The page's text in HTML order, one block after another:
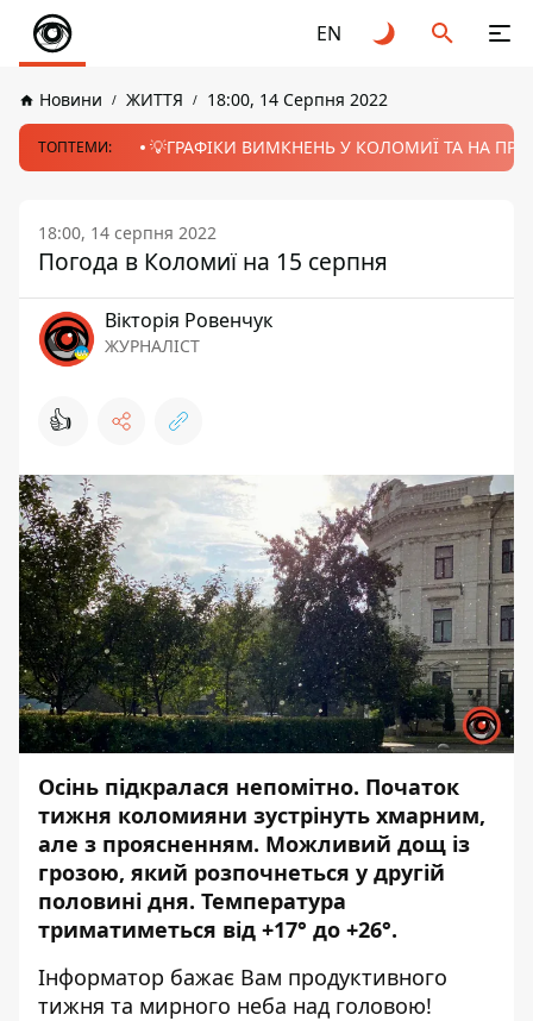
EN
Новини ЖИТТЯ 18:00, 14 Серпня 2022
ТОПТЕМИ: 💡ГРАФІКИ ВИМКНЕНЬ У КОЛОМИЇ ТА НА
18:00, 14 серпня 2022
Погода в Коломиї на 15 серпня
Вікторія Ровенчук
ЖУРНАЛІСТ
👍
Осінь підкралася непомітно. Початок
тижня коломияни зустрінуть хмарним,
але з проясненням. Можливий дощ із
грозою, який розпочнеться у другій
половині дня. Температура
триматиметься від +17° до +26°.
Інформатор бажає Вам продуктивного
тижня та мирного неба над головою!